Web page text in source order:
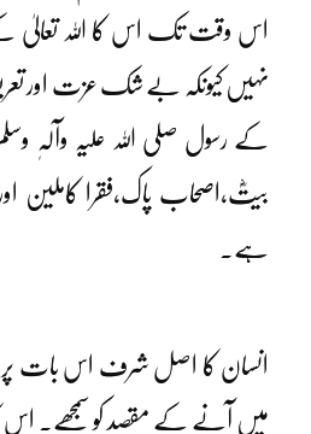
اس وقت تک اس کا اللہ تعالیٰ کے
نہیں کیونکہ بے شک عزت اور
کے رسول صلی اللہ علیہ وآلہٖ
بیتؓ،اصحاب پاک،فقرا کاملین
ہے۔
انسان کا اصل شرف اس بات پر
میں آنے کے مقصد کو سمجھے۔ اس